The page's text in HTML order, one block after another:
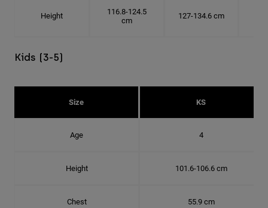
Height
116.8-124.5
cm
127-134.6 cm
Kids (3-5)
Size KS
Age 4
Height 101.6-106.6 cm
Chest 55.9 cm